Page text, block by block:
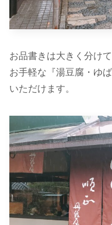
お品書きは大きく分け
お手軽な『湯豆腐・ゆ
いただけます。